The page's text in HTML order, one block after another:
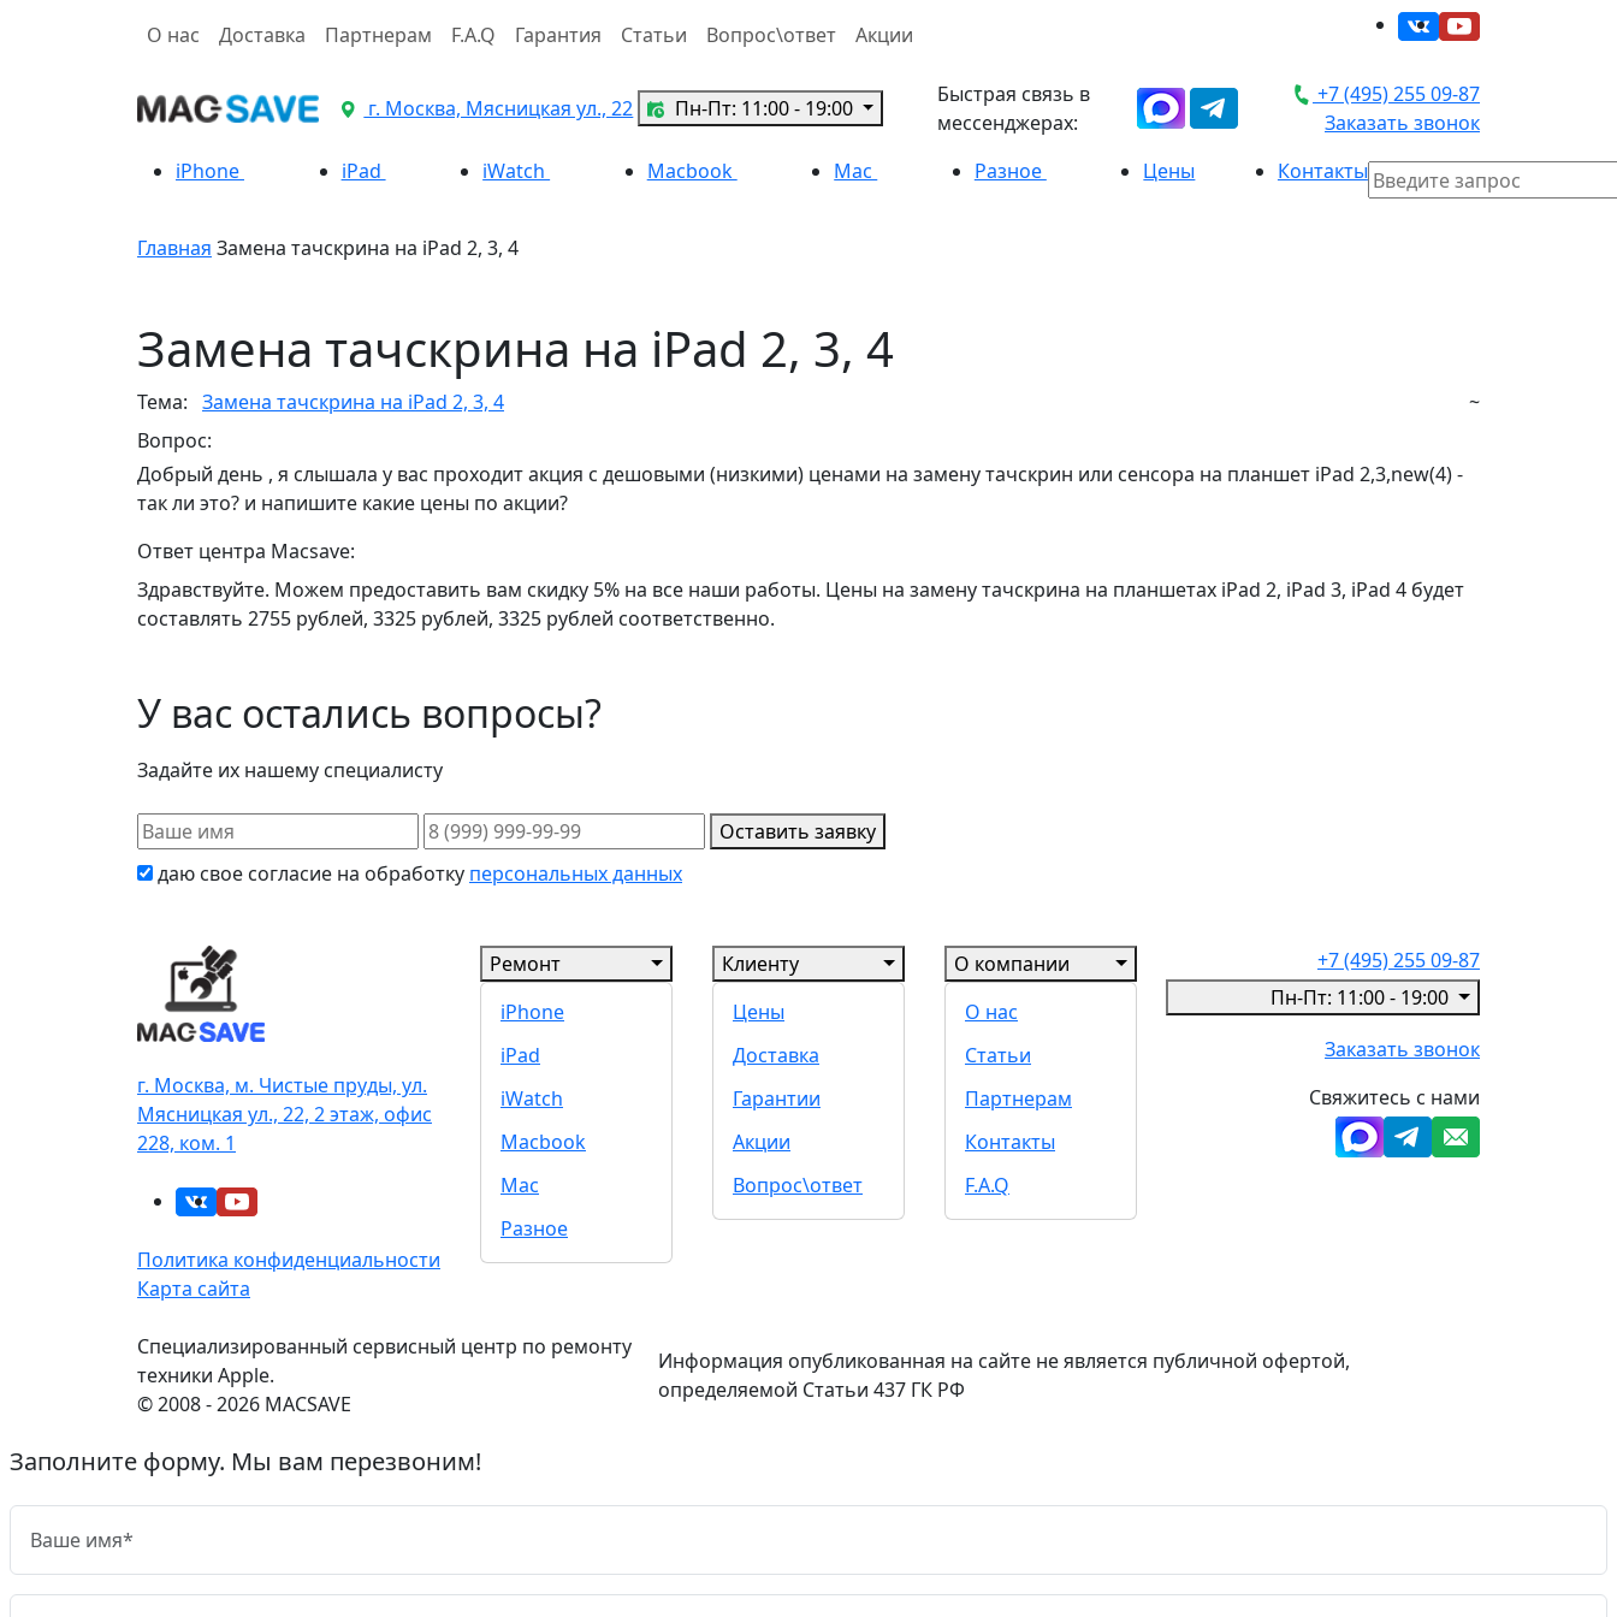
О нас Доставка Партнерам F.A.Q Гарантия Статьи Вопрос\ответ Акции
г. Москва, Мясницкая ул., 22 Пн-Пт: 11:00 - 19:00
Быстрая связь в
мессенджерах:
+7 (495) 255 09-87
Заказать звонок
iPhone
iPad iWatch Macbook Mac Разное Цены Контакты
Главная Замена тачскрина на iPad 2, 3, 4
Замена тачскрина на iPad 2, 3, 4
Тема: Замена тачскрина на iPad 2, 3, 4
~
Вопрос:
Добрый день , я слышала у вас проходит акция с дешовыми (низкими) ценами на замену тачскрин или сенсора на планшет iPad 2,3,new(4) -
так ли это? и напишите какие цены по акции?
Ответ центра Macsave:
Здравствуйте. Можем предоставить вам скидку 5% на все наши работы. Цены на замену тачскрина на планшетах iPad 2, iPad 3, iPad 4 будет
составлять 2755 рублей, 3325 рублей, 3325 рублей соответственно.
У вас остались вопросы?
Задайте их нашему специалисту
Оставить заявку
даю свое согласие на обработку персональных данных
г. Москва, м. Чистые пруды, ул.
Мясницкая ул., 22, 2 этаж, офис
228, ком. 1
Политика конфиденциальности
Карта сайта
Ремонт
iPhone
iPad
iWatch
Macbook
Mac
Разное
Клиенту
Цены
Доставка
Гарантии
Акции
Вопрос\ответ
О компании
О нас
Статьи
Партнерам
Контакты
F.A.Q
+7 (495) 255 09-87
Пн-Пт: 11:00 - 19:00
Заказать звонок
Свяжитесь с нами
Специализированный сервисный центр по ремонту
техники Apple.
© 2008 - 2026 MACSAVE
Информация опубликованная на сайте не является публичной офертой,
определяемой Статьи 437 ГК РФ
Заполните форму. Мы вам перезвоним!